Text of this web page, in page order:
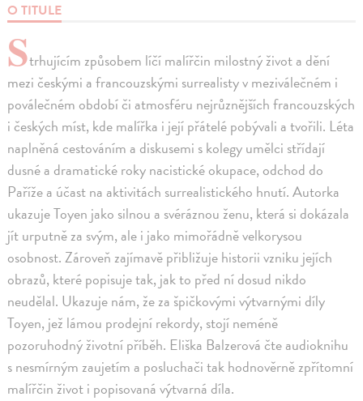
O TITULE
Strhujícím způsobem líčí malířčin milostný život a dění
mezi českými a francouzskými surrealisty v meziválečném i
poválečném období či atmosféru nejrůznějších francouzských
i českých míst, kde malířka i její přátelé pobývali a tvořili. Léta
naplněná cestováním a diskusemi s kolegy umělci střídají
dusné a dramatické roky nacistické okupace, odchod do
Paříže a účast na aktivitách surrealistického hnutí. Autorka
ukazuje Toyen jako silnou a svéráznou ženu, která si dokázala
jít urputně za svým, ale i jako mimořádně velkorysou
osobnost. Zároveň zajímavě přibližuje historii vzniku jejích
obrazů, které popisuje tak, jak to před ní dosud nikdo
neudělal. Ukazuje nám, že za špičkovými výtvarnými díly
Toyen, jež lámou prodejní rekordy, stojí neméně
pozoruhodný životní příběh. Eliška Balzerová čte audioknihu
s nesmírným zaujetím a posluchači tak hodnověrně zpřítomní
malířčin život i popisovaná výtvarná díla.